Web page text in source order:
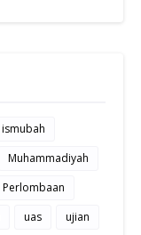
ismubah
Muhammadiyah
Perlombaan
uas
ujian